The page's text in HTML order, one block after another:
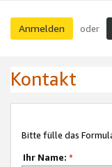
Anmelden oder
Kontakt
Bitte fülle das
Ihr Name: *